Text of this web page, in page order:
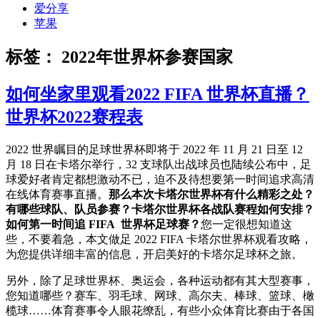
爱分享
苹果
标签： 2022年世界杯参赛国家
如何坐家里观看2022 FIFA 世界杯直播？
世界杯2022赛程表
2022 世界瞩目的足球世界杯即将于 2022 年 11 月 21 日至 12
月 18 日在卡塔尔举行，32 支球队出战球员也陆续公布中，足
球爱好者肯定都想激动不已，迫不及待想要第一时间追求高清
在线体育赛事直播。 那么本次卡塔尔世界杯有什么精彩之处？
有哪些球队、队员参赛？卡塔尔世界杯各战队赛程如何安排？
如何第一时间追 FIFA 世界杯足球赛？您一定很想知道这
些，不要着急，本文做足 2022 FIFA 卡塔尔世界杯观看攻略，
为您提供详细丰富的信息，开启美好的卡塔尔足球杯之旅。
另外，除了足球世界杯、奥运会，各种运动都有其大型赛事，
您知道哪些？赛车、羽毛球、网球、高尔夫、棒球、篮球、橄
榄球……体育赛事令人眼花缭乱，有些小众体育比赛由于各国